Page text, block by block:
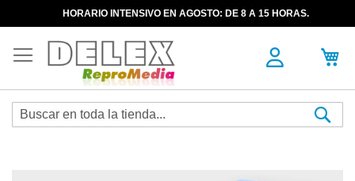
HORARIO INTENSIVO EN AGOSTO: DE 8 A 15 HORAS.